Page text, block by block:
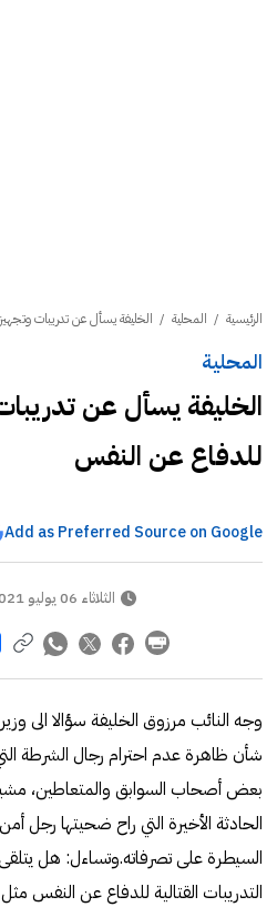
الرئيسية / المحلية / الخليفة يسأل عن تدريبات
المحلية
الخليفة يسأل عن
للدفاع عن النفس
Add as Preferred Source on Google
الثلاثاء 06 يوليو 2021
وجه النائب مرزوق الخليفة سؤالا الى
شأن ظاهرة عدم احترام رجال الشرطة
بعض أصحاب السوابق والمتعاطين،
الحادثة الأخيرة التي راح ضحيتها
السيطرة على تصرفاته.وتساءل: هل
التدريبات القتالية للدفاع عن النفس